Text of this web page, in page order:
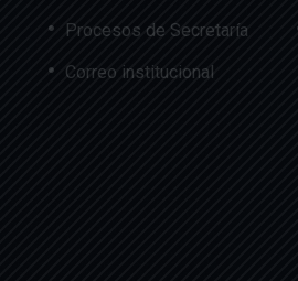
Procesos de Secretaría
Correo institucional